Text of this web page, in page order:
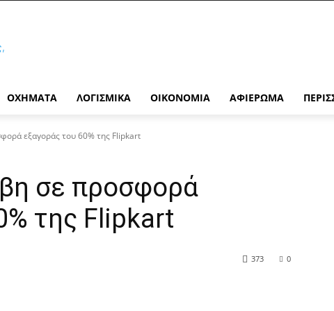
ΟΧΉΜΑΤΑ ΛΟΓΙΣΜΙΚΆ ΟΙΚΟΝΟΜΊΑ ΑΦΙΈΡΩΜΑ
εξαγοράς του 60% της Flipkart
σε προσφορά
της Flipkart
0
373